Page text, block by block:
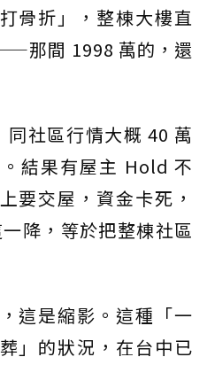
骨折」，整棟大樓直
那間 1998 萬的，還
社區行情大概 40 萬
結果有屋主 Hold 不
要交屋，資金卡死，
降，等於把整棟社區
這是縮影。這種「一
」的狀況，在台中已